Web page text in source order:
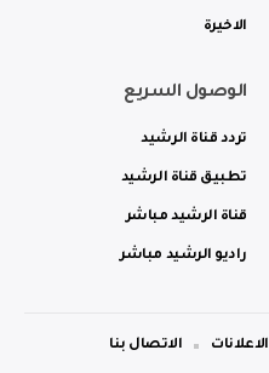
الاخيرة
الوصول السريع
تردد قناة الرشيد
تطبيق قناة الرشيد
قناة الرشيد مباشر
راديو الرشيد مباشر
الاعلانات الاتصال بنا